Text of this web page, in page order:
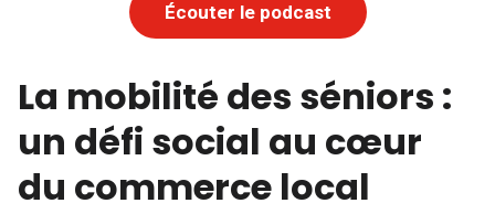
Écouter le podcast
La mobilité des séniors :
un défi social au cœur
du commerce local